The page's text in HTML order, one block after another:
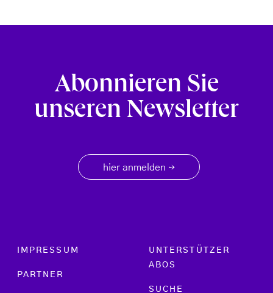
Abonnieren Sie
unseren Newsletter
hier anmelden →
Footer menu
IMPRESSUM
PARTNER
UNTERSTÜTZER
ABOS
SUCHE